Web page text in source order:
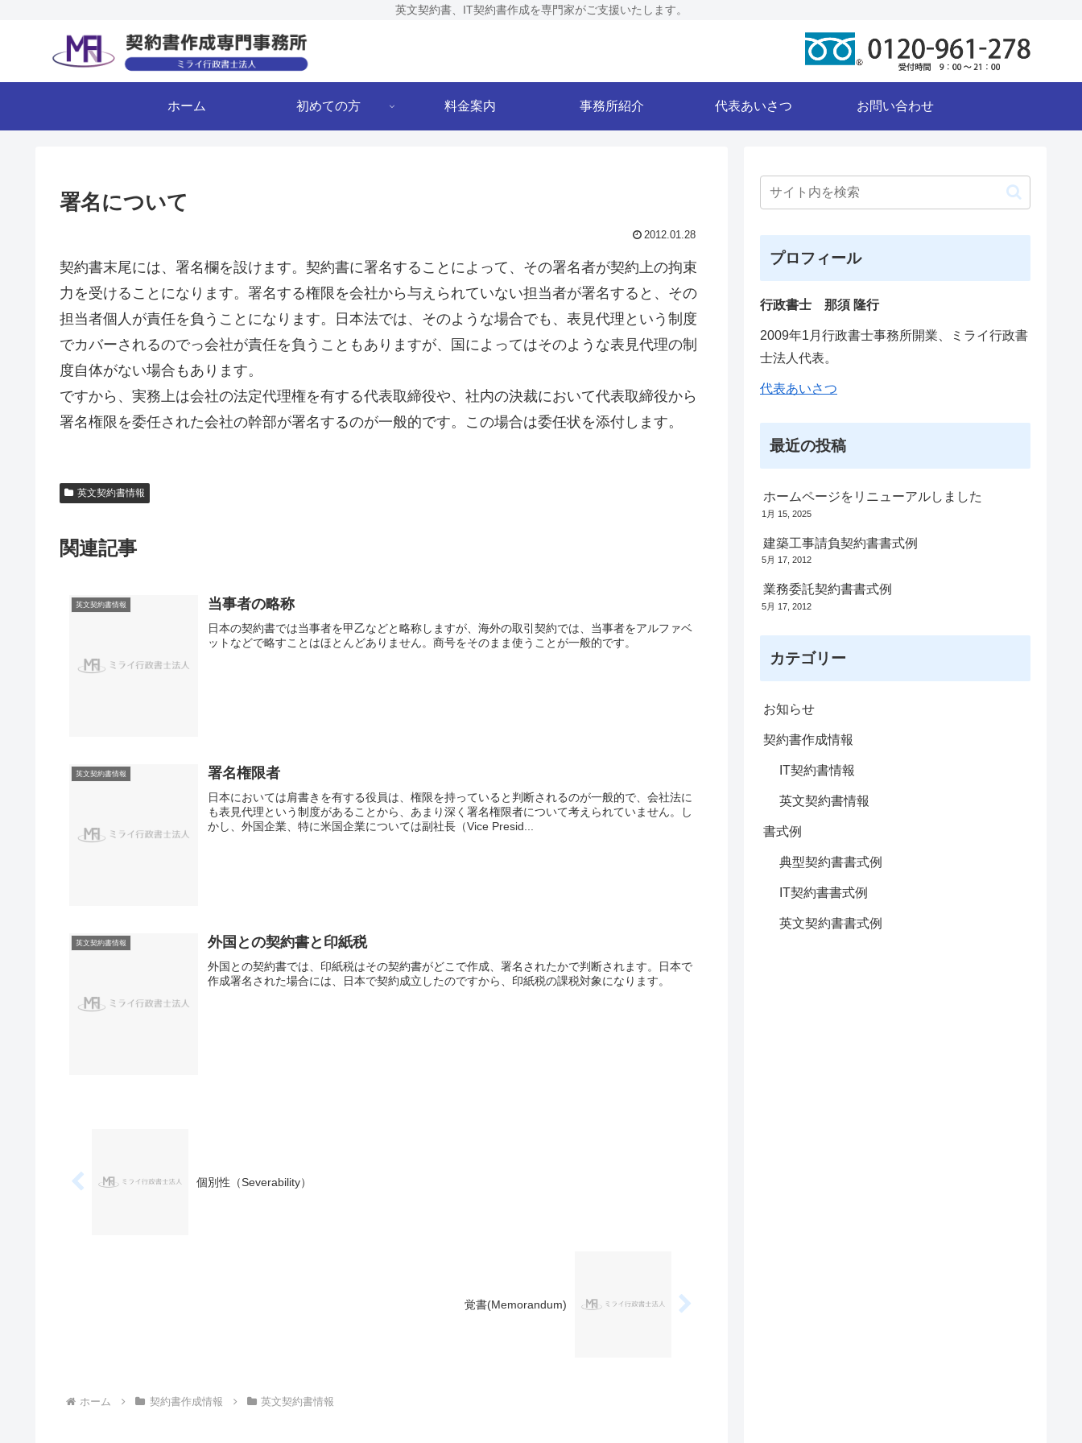
英文契約書、IT契約書作成を専門家がご支援いたします。
ホーム 初めての方 料金案内 事務所紹介 代表あいさつ お問い合わせ
署名について
2012.01.28
契約書末尾には、署名欄を設けます。契約書に署名することによって、その署名者が契約上の拘束
力を受けることになります。署名する権限を会社から与えられていない担当者が署名すると、その
担当者個人が責任を負うことになります。日本法では、そのような場合でも、表見代理という制度
でカバーされるのでっ会社が責任を負うこともありますが、国によってはそのような表見代理の制
度自体がない場合もあります。
ですから、実務上は会社の法定代理権を有する代表取締役や、社内の決裁において代表取締役から
署名権限を委任された会社の幹部が署名するのが一般的です。この場合は委任状を添付します。
英文契約書情報
関連記事
英文契約書情報 当事者の略称
日本の契約書では当事者を甲乙などと略称しますが、海外の取引契約では、当事者をアルファベ
ットなどで略すことはほとんどありません。商号をそのまま使うことが一般的です。
英文契約書情報 署名権限者
日本においては肩書きを有する役員は、権限を持っていると判断されるのが一般的で、会社法に
も表見代理という制度があることから、あまり深く署名権限者について考えられていません。し
かし、外国企業、特に米国企業については副社長（Vice Presid...
英文契約書情報 外国との契約書と印紙税
外国との契約書では、印紙税はその契約書がどこで作成、署名されたかで判断されます。日本で
作成署名された場合には、日本で契約成立したのですから、印紙税の課税対象になります。
個別性（Severability）
覚書(Memorandum)
ホーム 契約書作成情報 英文契約書情報
プロフィール
行政書士 那須 隆行
2009年1月行政書士事務所開業、ミライ行政書
士法人代表。
代表あいさつ
最近の投稿
ホームページをリニューアルしました
1月 15, 2025
建築工事請負契約書書式例
5月 17, 2012
業務委託契約書書式例
5月 17, 2012
カテゴリー
お知らせ
契約書作成情報
IT契約書情報
英文契約書情報
書式例
典型契約書書式例
IT契約書書式例
英文契約書書式例